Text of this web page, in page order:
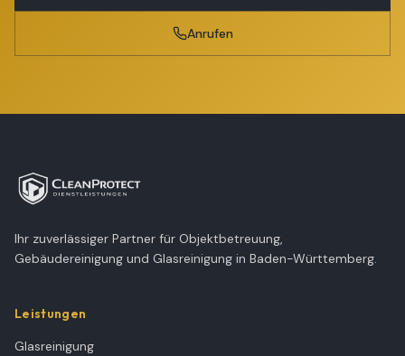
Anrufen
Ihr zuverlässiger Partner für Objektbetreuung,
Gebäudereinigung und Glasreinigung in Baden-Württemberg.
Leistungen
Glasreinigung